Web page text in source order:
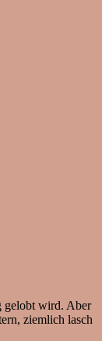
gelobt wird. Aber
ziemlich lasch